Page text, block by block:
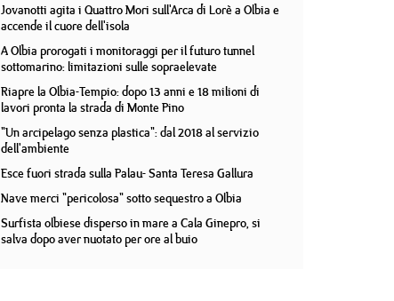
Jovanotti agita i Quattro Mori sull'Arca di Lorè a Olbia e
accende il cuore dell'isola
A Olbia prorogati i monitoraggi per il futuro tunnel
sottomarino: limitazioni sulle sopraelevate
Riapre la Olbia-Tempio: dopo 13 anni e 18 milioni di
lavori pronta la strada di Monte Pino
"Un arcipelago senza plastica": dal 2018 al servizio
dell'ambiente
Esce fuori strada sulla Palau- Santa Teresa Gallura
Nave merci "pericolosa" sotto sequestro a Olbia
Surfista olbiese disperso in mare a Cala Ginepro, si
salva dopo aver nuotato per ore al buio